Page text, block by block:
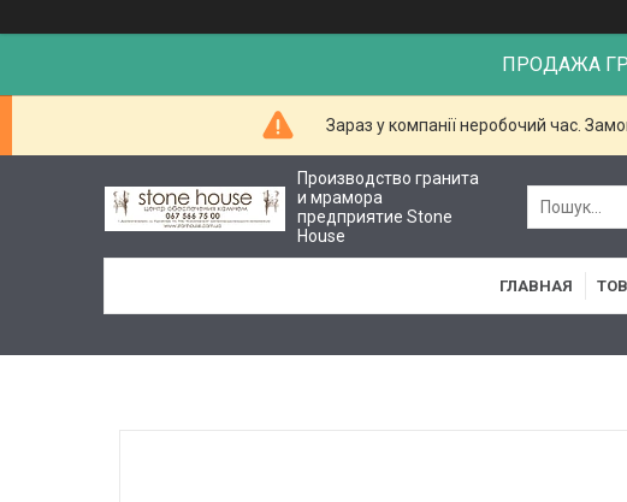
ПРОДАЖА
Зараз у компанії неробочий час.
Производство гранита
и мрамора
предприятие Stone
House
ГЛАВНАЯ